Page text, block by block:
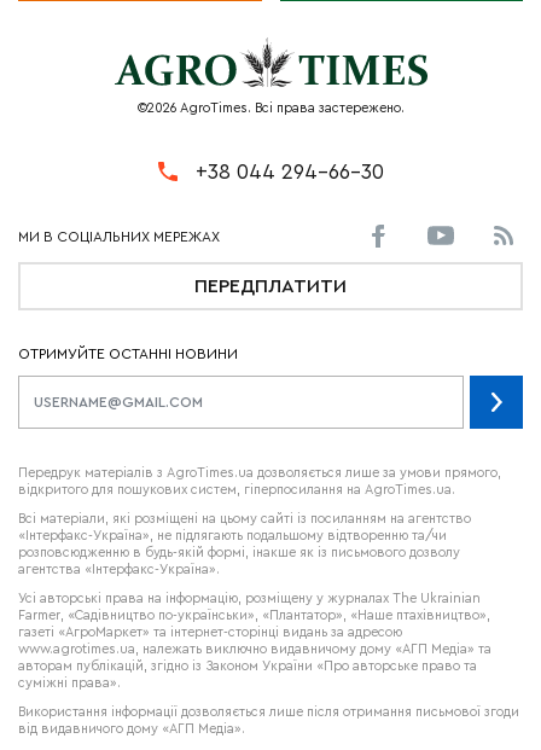
©2026 AgroTimes. Всі права застережено.
+38 044 294-66-30
ПЕРЕДПЛАТИТИ
ОТРИМУЙТЕ ОСТАННІ НОВИНИ
Передрук матеріалів з AgroTimes.ua дозволяється лише за умови прямого,
відкритого для пошукових систем, гіперпосилання на AgroTimes.ua.
Всі матеріали, які розміщені на цьому сайті із посиланням на агентство
«Інтерфакс-Україна», не підлягають подальшому відтворенню та/чи
розповсюдженню в будь-якій формі, інакше як із письмового дозволу
агентства «Інтерфакс-Україна».
Усі авторські права на інформацію, розміщену у журналах The Ukrainian
Farmer , «Садівництво по-українськи», «Плантатор», «Наше птахівництво»,
газеті «АгроМаркет» та інтернет-сторінці видань за адресою
www.agrotimes.ua,
належать виключно видавничому дому «АГП Медіа» та
авторам публікацій, згідно із Законом України «Про авторське право та
суміжні права».
Використання інформації дозволяється лише після отримання письмової згоди
від видавничого дому «АГП Медіа».